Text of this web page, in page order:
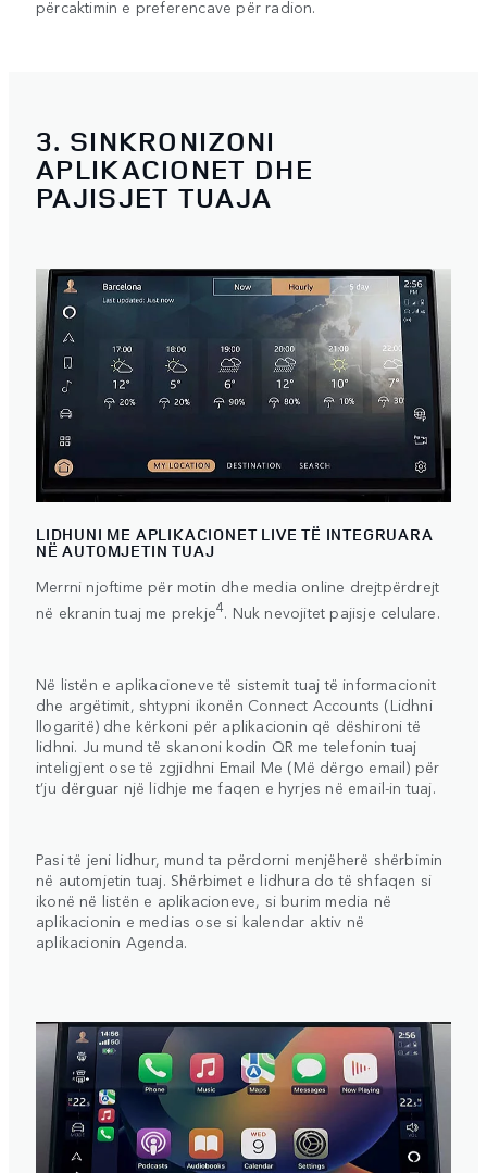
përcaktimin e preferencave për radion.
3. SINKRONIZONI
APLIKACIONET DHE
PAJISJET TUAJA
LIDHUNI ME APLIKACIONET LIVE TË INTEGRUARA
NË AUTOMJETIN TUAJ
Merrni njoftime për motin dhe media online drejtpërdrejt
në ekranin tuaj me prekje4. Nuk nevojitet pajisje celulare.
Në listën e aplikacioneve të sistemit tuaj të informacionit
dhe argëtimit, shtypni ikonën Connect Accounts (Lidhni
llogaritë) dhe kërkoni për aplikacionin që dëshironi të
lidhni. Ju mund të skanoni kodin QR me telefonin tuaj
inteligjent ose të zgjidhni Email Me (Më dërgo email) për
t’ju dërguar një lidhje me faqen e hyrjes në email-in tuaj.
Pasi të jeni lidhur, mund ta përdorni menjëherë shërbimin
në automjetin tuaj. Shërbimet e lidhura do të shfaqen si
ikonë në listën e aplikacioneve, si burim media në
aplikacionin e medias ose si kalendar aktiv në
aplikacionin Agenda.